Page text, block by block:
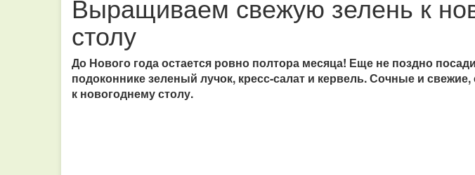
Выращиваем свежую зелень к
столу
До Нового года остается ровно полтора месяца! Еще не поздно
подоконнике зеленый лучок, кресс-салат и кервель. Сочные и
к новогоднему столу.